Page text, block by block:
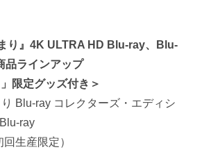
り』4K ULTRA HD Blu-ray、Blu-
品ラインアップ
限定グッズ付き＞
Blu-ray コレクターズ・エディシ
ray
生産限定）